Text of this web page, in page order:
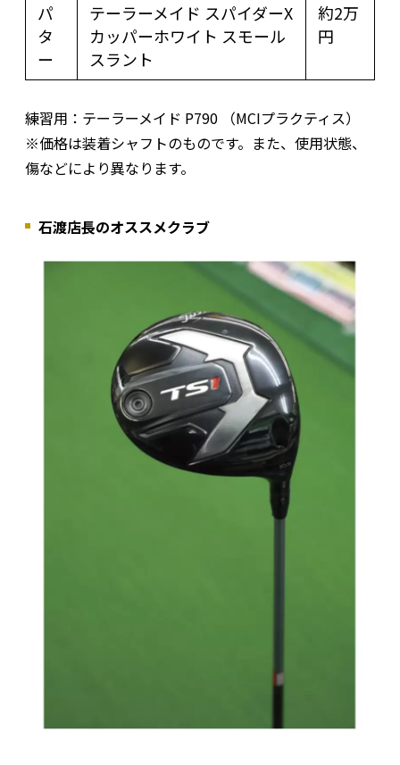
パ
タ
ー
テーラーメイド スパイダーX
カッパーホワイト スモール
スラント
約2万
円
練習用：テーラーメイド P790 （MCIプラクティス）
※価格は装着シャフトのものです。また、使用状態、
傷などにより異なります。
石渡店長のオススメクラブ